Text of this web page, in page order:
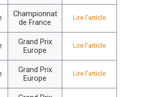
Championnat
de France
Lire l'article
Grand Prix
Europe
Lire l'article
Grand Prix
Europe
Lire l'article